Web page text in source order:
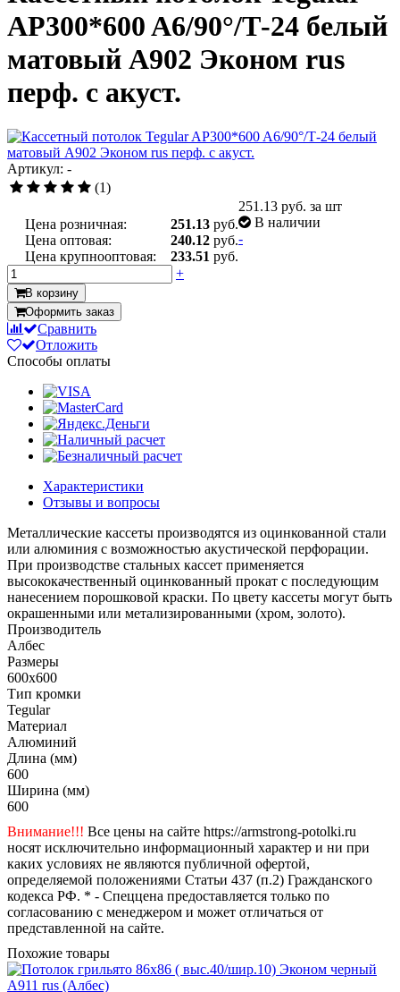
AP300*600 A6/90°/Т-24 белый
матовый А902 Эконом rus
перф. с акуст.
Артикул: -
(1)
Цена розничная: 251.13 руб.
Цена оптовая:
240.12 руб.
Цена крупнооптовая:
233.51 руб.
251.13 руб. за шт
В наличии
-
+
В корзину
Оформить заказ
Сравнить
Отложить
Способы оплаты
Характеристики
Отзывы и вопросы
Металлические кассеты производятся из оцинкованной стали
или алюминия с возможностью акустической перфорации.
При производстве стальных кассет применяется
высококачественный оцинкованный прокат с последующим
нанесением порошковой краски. По цвету кассеты могут быть
окрашенными или метализированными (хром, золото).
Производитель
Албес
Размеры
600x600
Тип кромки
Tegular
Материал
Алюминий
Длина (мм)
600
Ширина (мм)
600
Внимание!!! Все цены на сайте https://armstrong-potolki.ru
носят исключительно информационный характер и ни при
каких условиях не являются публичной офертой,
определяемой положениями Статьи 437 (п.2) Гражданского
кодекса РФ. * - Спеццена предоставляется только по
согласованию с менеджером и может отличаться от
представленной на сайте.
Похожие товары